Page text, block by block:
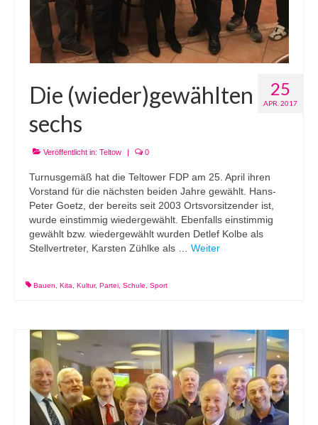
25
APR. 2017
Die (wieder)gewählten
sechs
Veröffentlicht in: Teltow | 0
Turnusgemäß hat die Teltower FDP am 25. April ihren
Vorstand für die nächsten beiden Jahre gewählt. Hans-
Peter Goetz, der bereits seit 2003 Ortsvorsitzender ist,
wurde einstimmig wiedergewählt. Ebenfalls einstimmig
gewählt bzw. wiedergewählt wurden Detlef Kolbe als
Stellvertreter, Karsten Zühlke als … Weiter
Bauen Kita Kultur, Partei Schule Sport